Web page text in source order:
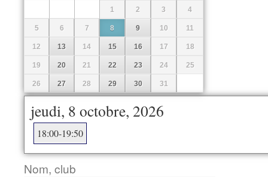
1 2 3 4
5 6 7 8 9 10 11
12 13 14 15 16 17 18
19 20 21 22 23 24 25
26 27 28 29 30 31
jeudi, 8 octobre, 2026
18:00-19:50
Nom, club